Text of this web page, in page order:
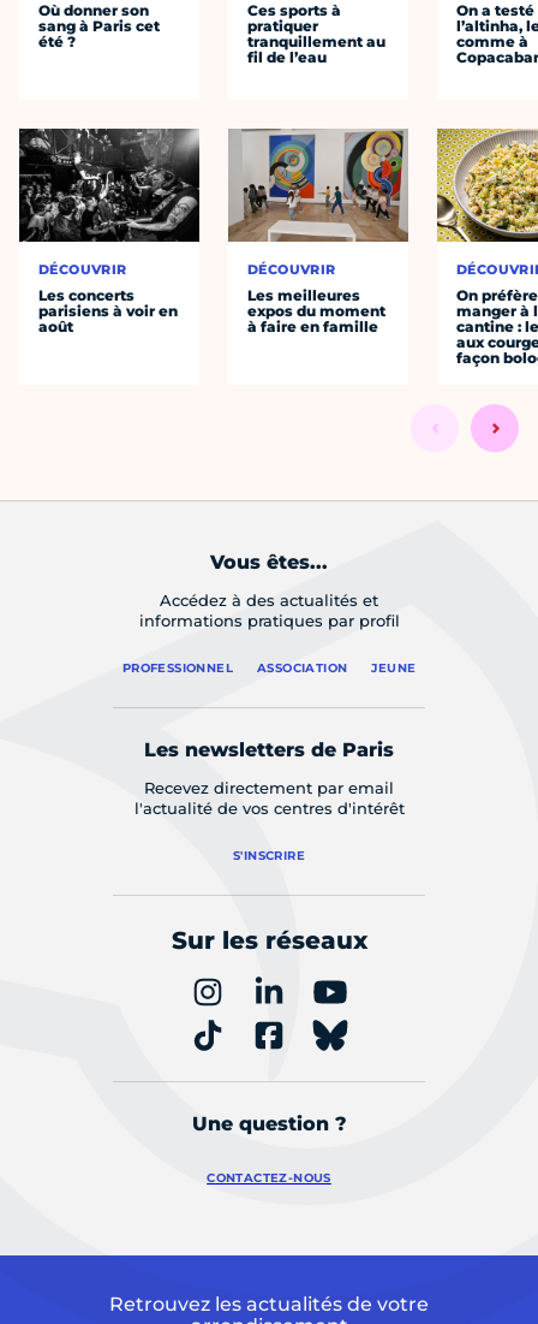
Où donner son
sang à Paris cet
été ?
DÉCOUVRIR
Les concerts
parisiens à voir en
août
Ces sports à
pratiquer
tranquillement au
fil de l’eau
DÉCOUVRIR
Les meilleures
expos du moment
à faire en famille
On a testé
l’altinha,
comme à
On préfère
manger à
cantine :
aux
façon
Vous êtes...
Accédez à des actualités et
informations pratiques par profil
PROFESSIONNEL ASSOCIATION JEUNE
Les newsletters de Paris
Recevez directement par email
l'actualité de vos centres d'intérêt
S'INSCRIRE
Sur les réseaux
Une question ?
CONTACTEZ-NOUS
Retrouvez les actualités de votre